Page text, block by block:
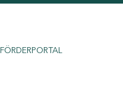
FÖRDERPORTAL